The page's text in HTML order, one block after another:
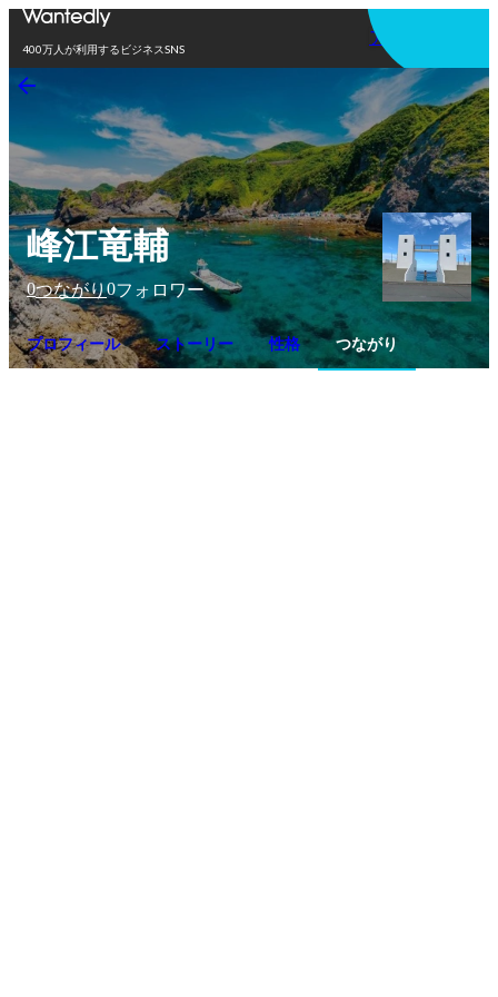
400万人が利用するビジネスSNS
アプリを使う
峰江竜輔
0つながり0フォロワー
プロフィール ストーリー 性格 つながり